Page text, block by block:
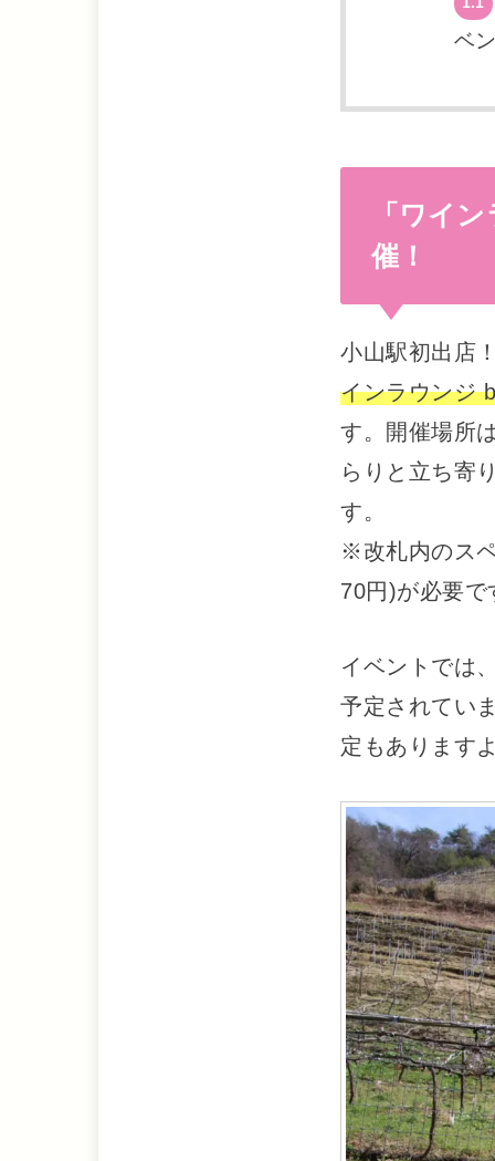
ベ
「ワイ
催！
小山駅初出店
インラウンジ
す。開催場所
らりと立ち寄
す。
※改札内のス
70円)が必要で
イベントでは
予定されてい
定もあります